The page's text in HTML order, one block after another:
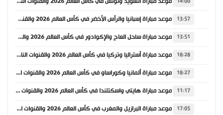
13:57 موعد مباراة إسبانيا والرأس الأخضر في كأس العالم 2026 والقنوات الناقلة
13:51 موعد مباراة ساحل العاج والإكوادور في كأس العالم 2026 والقنوات الناقلة
18:28 موعد مباراة أستراليا وتركيا في كأس العالم 2026 والقنوات الناقلة
18:27 موعد مباراة ألمانيا وكوراساو في كأس العالم 2026 والقنوات الناقلة
11:17 موعد مباراة هايتي واسكتلندا في كأس العالم 2026 والقنوات الناقلة
17:05 موعد مباراة البرازيل والمغرب في كأس العالم 2026 والقنوات الناقلة